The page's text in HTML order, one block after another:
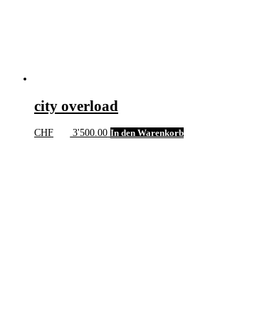
city overload
CHF 3'500.00 In den Warenkorb